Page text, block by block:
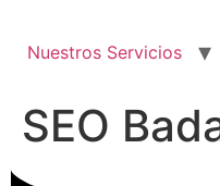
Nuestros Servicios
SEO